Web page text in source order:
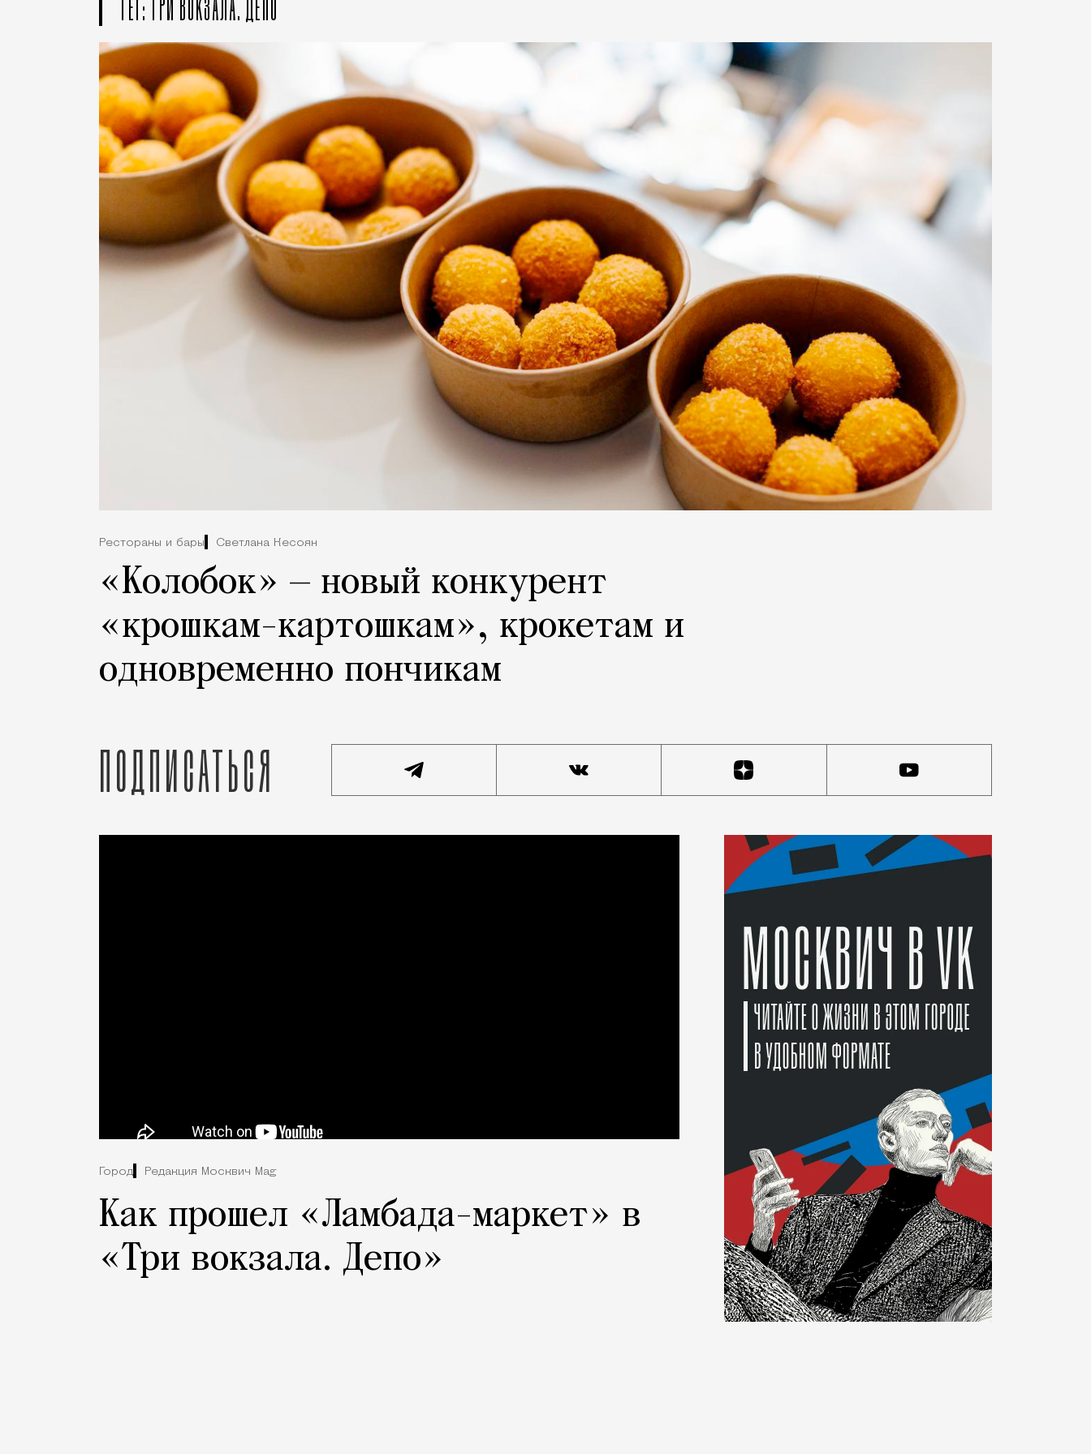
Рестораны и бары Светлана Кесоян
«Колобок» — новый конкурент
«крошкам-картошкам», крокетам и
одновременно пончикам
Подписаться
Город Редакция Москвич Mag
Как прошел «Ламбада-маркет» в
«Три вокзала. Депо»